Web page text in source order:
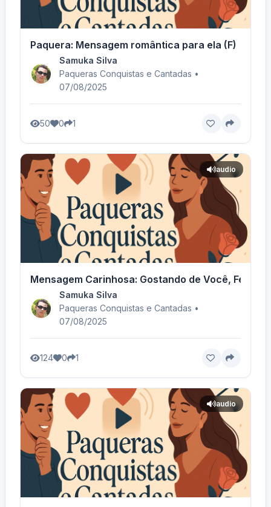
Paquera: Mensagem romântica para ela (F)
Samuka Silva
Paqueras Conquistas e Cantadas •
07/08/2025
50 0 1
audio
Mensagem Carinhosa: Gostando de Você,
Samuka Silva
Paqueras Conquistas e Cantadas •
07/08/2025
124 0 1
audio